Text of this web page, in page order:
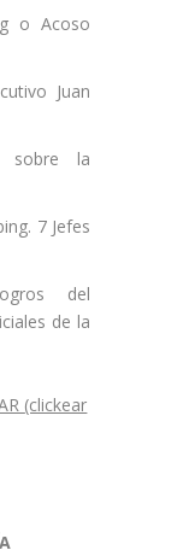
o Acoso
Juan
sobre la
7 Jefes
del
de la
(clickear